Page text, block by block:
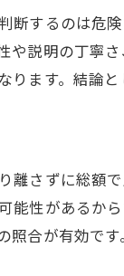
複数店舗の買取
取条件ごとの
なし買取の仕
手数料なし買取
取手数料無料
取サービスの
するのは危
説明の丁寧
ます。結論
離さずに総額
性があるか
合が有効で